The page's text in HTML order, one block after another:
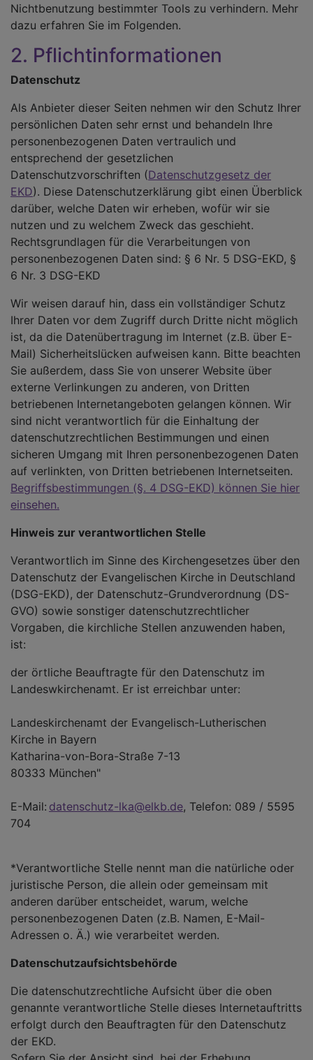
Nichtbenutzung bestimmter Tools zu verhindern. Mehr
dazu erfahren Sie im Folgenden.
2. Pflichtinformationen
Datenschutz
Als Anbieter dieser Seiten nehmen wir den Schutz Ihrer
persönlichen Daten sehr ernst und behandeln Ihre
personenbezogenen Daten vertraulich und
entsprechend der gesetzlichen
Datenschutzvorschriften (Datenschutzgesetz der
EKD). Diese Datenschutzerklärung gibt einen Überblick
darüber, welche Daten wir erheben, wofür wir sie
nutzen und zu welchem Zweck das geschieht.
Rechtsgrundlagen für die Verarbeitungen von
personenbezogenen Daten sind: § 6 Nr. 5 DSG-EKD, §
6 Nr. 3 DSG-EKD
Wir weisen darauf hin, dass ein vollständiger Schutz
Ihrer Daten vor dem Zugriff durch Dritte nicht möglich
ist, da die Datenübertragung im Internet (z.B. über E-
Mail) Sicherheitslücken aufweisen kann. Bitte beachten
Sie außerdem, dass Sie von unserer Website über
externe Verlinkungen zu anderen, von Dritten
betriebenen Internetangeboten gelangen können. Wir
sind nicht verantwortlich für die Einhaltung der
datenschutzrechtlichen Bestimmungen und einen
sicheren Umgang mit Ihren personenbezogenen Daten
auf verlinkten, von Dritten betriebenen Internetseiten.
Begriffsbestimmungen (§. 4 DSG-EKD) können Sie hier
einsehen.
Hinweis zur verantwortlichen Stelle
Verantwortlich im Sinne des Kirchengesetzes über den
Datenschutz der Evangelischen Kirche in Deutschland
(DSG-EKD), der Datenschutz-Grundverordnung (DS-
GVO) sowie sonstiger datenschutzrechtlicher
Vorgaben, die kirchliche Stellen anzuwenden haben,
ist:
der örtliche Beauftragte für den Datenschutz im
Landeswkirchenamt. Er ist erreichbar unter:
Landeskirchenamt der Evangelisch-Lutherischen
Kirche in Bayern
Katharina-von-Bora-Straße 7-13
80333 München"
E-Mail: datenschutz-lka@elkb.de, Telefon: 089 / 5595
704
*Verantwortliche Stelle nennt man die natürliche oder
juristische Person, die allein oder gemeinsam mit
anderen darüber entscheidet, warum, welche
personenbezogenen Daten (z.B. Namen, E-Mail-
Adressen o. Ä.) wie verarbeitet werden.
Datenschutzaufsichtsbehörde
Die datenschutzrechtliche Aufsicht über die oben
genannte verantwortliche Stelle dieses Internetauftritts
erfolgt durch den Beauftragten für den Datenschutz
der EKD.